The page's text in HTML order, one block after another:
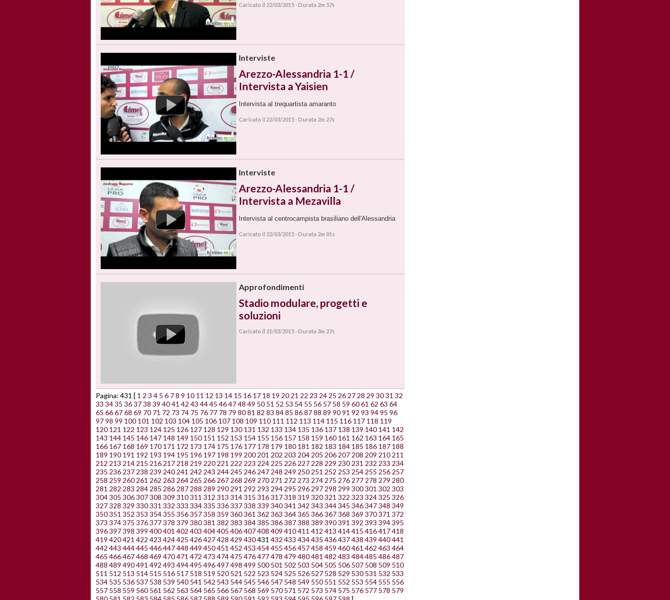
Caricato il 22/03/2015 - Durata 2m 57s
Interviste
Arezzo-Alessandria 1-1 /
Intervista a Yaisien
Intervista al trequartista amaranto
Caricato il 22/03/2015 - Durata 2m 27s
Interviste
Arezzo-Alessandria 1-1 /
Intervista a Mezavilla
Intervista al centrocampista brasiliano dell'Alessandria
Caricato il 22/03/2015 - Durata 2m 01s
Approfondimenti
Stadio modulare, progetti e
soluzioni
Caricato il 21/03/2015 - Durata 3m 27s
Pagina: 431 [ 1 2 3 4 5 6 78 9 10 11 12 13 14 15 16 17 18 19 20 21 22 23 24 25 26 27 28 29 3031 32
33 3435 363738 39 4041 42 43 4445 464748 49 50 51 52 53 54 55 56 57 58 59 6061 62 63 64
65 666768 69 70 71 72 73 74 75 76 77 78 79 8081 82 83 8485 868788 89 9091 92 93 9495 96
9798 99 100 101 102 103 104 105 106 107 108 109 110 111 112 113 114 115 116 117 118 119
120 121 122 123 124 125 126 127 128 129 130 131 132 133 134 135 136 137 138 139 140 141 142
143 144 145 146 147 148 149 150 151 152 153 154 155 156 157 158 159 160 161 162 163 164 165
166 167 168 169 170 171 172 173 174 175 176 177 178 179 180 181 182 183 184 185 186 187 188
189 190 191 192 193 194 195 196 197 198 199 200 201 202 203 204 205 206 207 208 209 210 211
212 213 214 215 216 217 218 219 220 221 222 223 224 225 226 227 228 229 230 231 232 233 234
235 236 237 238 239 240 241 242 243 244 245 246 247 248 249 250 251 252 253 254 255 256 257
258 259 260 261 262 263 264 265 266 267 268 269 270 271 272 273 274 275 276 277 278 279 280
281 282 283 284 285 286 287 288 289 290 291 292 293 294 295 296 297 298 299 300301 302 303
304305 306307308 309 310311 312 313 314315 316317318 319 320321 322 323 324325 326
327328 329 330331 332 333 334335 336337338 339 340341 342 343 344345 346347348 349
350351 352 353 354355 356357358 359 360361 362 363 364365 366367368 369 370371 372
373 374375 376377378 379 380381 382 383 384385 386387388 389 390391 392 393 394395
396397398 399 400401 402 403 404405 406407408 409 410411 412 413 414415 416417418
419 420421 422 423 424425 426427428 429 430431 432 433 434435 436437438 439 440441
442 443 444445 446447448 449 450451 452 453 454455 456457458 459 460461 462 463 464
465 466467468 469 470471 472 473 474475 476477478 479 480481 482 483 484485 486487
488 489 490491 492 493 494495 496497498 499 500 501 502 503 504 505 506 507 508 509 510
511 512 513 514 515 516 517 518 519 520 521 522 523 524 525 526 527 528 529 530 531 532 533
534 535 536 537 538 539 540 541 542 543 544 545 546 547 548 549 550 551 552 553 554 555 556
557 558 559 560 561 562 563 564 565 566 567 568 569 570 571 572 573 574 575 576 577 578 579